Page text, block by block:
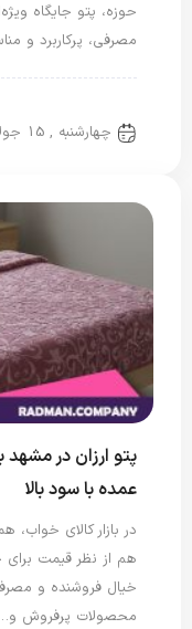
حوزه، پتو جایگاه
مصرفی، پرکاربرد و
چهارشنبه , 15 جولای 2026
پتو ارزان در
عمده با سود بالا
در بازار کالای
هم از نظر قیمت برای
خیال فروشنده و
محصولات پرفروش